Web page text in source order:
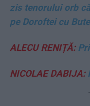
zis tenorului orb
pe Doroftei cu
ALECU RENIȚĂ:
NICOLAE DABIJA: